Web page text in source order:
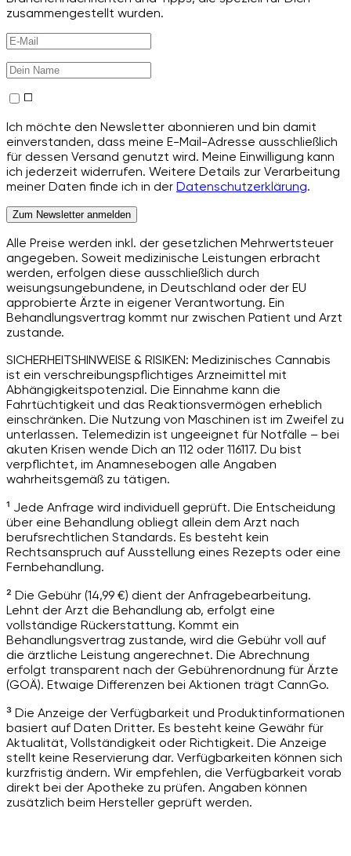
zusammengestellt wurden.
Ich möchte den Newsletter abonnieren und bin damit
einverstanden, dass meine E-Mail-Adresse ausschließlich
für dessen Versand genutzt wird. Meine Einwilligung kann
ich jederzeit widerrufen. Weitere Details zur Verarbeitung
meiner Daten finde ich in der Datenschutzerklärung.
Zum Newsletter anmelden
Alle Preise werden inkl. der gesetzlichen Mehrwertsteuer
angegeben. Soweit medizinische Leistungen erbracht
werden, erfolgen diese ausschließlich durch
weisungsungebundene, in Deutschland oder der EU
approbierte Ärzte in eigener Verantwortung. Ein
Behandlungsvertrag kommt nur zwischen Patient und Arzt
zustande.
SICHERHEITSHINWEISE & RISIKEN: Medizinisches Cannabis
ist ein verschreibungspflichtiges Arzneimittel mit
Abhängigkeitspotenzial. Die Einnahme kann die
Fahrtüchtigkeit und das Reaktionsvermögen erheblich
einschränken. Die Nutzung von Maschinen ist im Zweifel zu
unterlassen. Telemedizin ist ungeeignet für Notfälle – bei
akuten Krisen wende Dich an 112 oder 116117. Du bist
verpflichtet, im Anamnesebogen alle Angaben
wahrheitsgemäß zu tätigen.
¹ Jede Anfrage wird individuell geprüft. Die Entscheidung
über eine Behandlung obliegt allein dem Arzt nach
berufsrechtlichen Standards. Es besteht kein
Rechtsanspruch auf Ausstellung eines Rezepts oder eine
Fernbehandlung.
² Die Gebühr (14,99 €) dient der Anfragebearbeitung.
Lehnt der Arzt die Behandlung ab, erfolgt eine
vollständige Rückerstattung. Kommt ein
Behandlungsvertrag zustande, wird die Gebühr voll auf
die ärztliche Leistung angerechnet. Die Abrechnung
erfolgt transparent nach der Gebührenordnung für Ärzte
(GOÄ). Etwaige Differenzen bei Aktionen trägt CannGo.
³ Die Anzeige der Verfügbarkeit und Produktinformationen
basiert auf Daten Dritter. Es besteht keine Gewähr für
Aktualität, Vollständigkeit oder Richtigkeit. Die Anzeige
stellt keine Reservierung dar. Verfügbarkeiten können sich
kurzfristig ändern. Wir empfehlen, die Verfügbarkeit vorab
direkt bei der Apotheke zu prüfen. Angaben können
zusätzlich beim Hersteller geprüft werden.